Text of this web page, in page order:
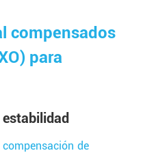
compensados
para
de